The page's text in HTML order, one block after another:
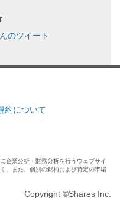
のツイート
約について
企業分析・財務分析を行うウェブサイ
、また、個別の銘柄および特定の市場
Copyright ©Shares Inc.